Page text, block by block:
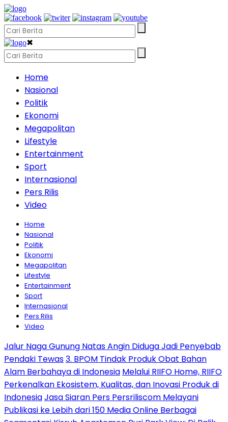
✖
Home
Nasional
Politik
Ekonomi
Megapolitan
Lifestyle
Entertainment
Sport
Internasional
Pers Rilis
Video
Home
Nasional
Politik
Ekonomi
Megapolitan
Lifestyle
Entertainment
Sport
Internasional
Pers Rilis
Video
Jalur Naga Gunung Natas Angin Diduga Jadi Penyebab
Pendaki Tewas3. BPOM Tindak Produk Obat Bahan
Alam Berbahaya di Indonesia Melalui RIIFO Home, RIIFO
Perkenalkan Ekosistem, Kualitas, dan Inovasi Produk di
IndonesiaJasa Siaran Pers Persriliscom Melayani
Publikasi ke Lebih dari 150 Media Online Berbagai